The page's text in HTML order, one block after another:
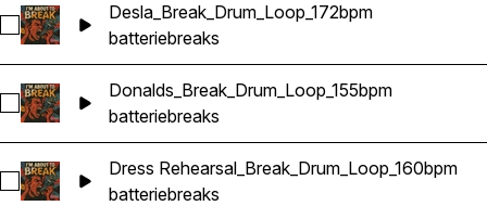
Sélectionnez Desla_Break_Drum_Loop_172bpm
Desla_Break_Drum_Loop_172bpm
batteriebreaks
Sélectionnez Donalds_Break_Drum_Loop_155bpm
Donalds_Break_Drum_Loop_155bpm
batteriebreaks
Sélectionnez Dress Rehearsal_Break_Drum_Loop_160bpm
Dress Rehearsal_Break_Drum_Loop_160bpm
batteriebreaks